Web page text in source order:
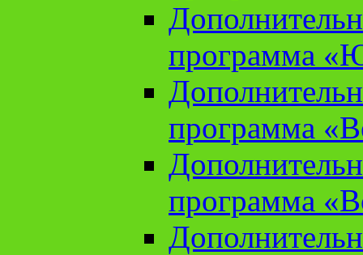
программа
программа
программа